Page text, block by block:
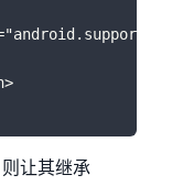
让其继承